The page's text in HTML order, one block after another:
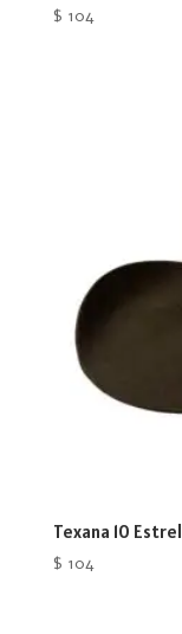
$ 104
Texana 10
$ 104